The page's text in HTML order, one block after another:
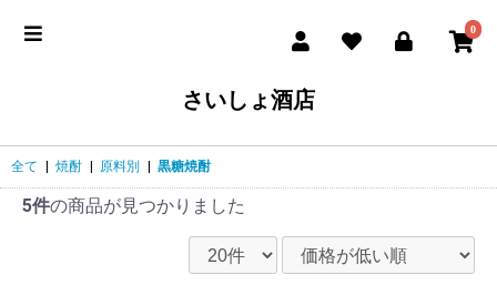
0
さいしょ酒店
全て 焼酎 原料別 黒糖焼酎
5件の商品が見つかりました